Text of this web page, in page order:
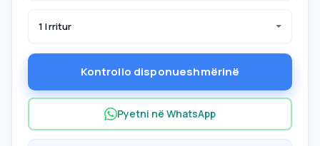
1 I rritur
Kontrollo disponueshmërinë
Pyetni në WhatsApp